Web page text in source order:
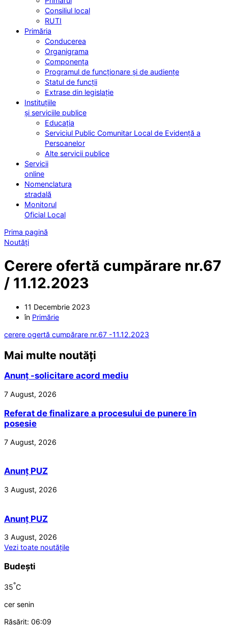
Consiliul local
RUTI
Primăria
Conducerea
Organigrama
Componența
Programul de funcționare și de audiențe
Statul de funcții
Extrase din legislație
Instituțiile
și serviciile publice
Educația
Serviciul Public Comunitar Local de Evidență a
Persoanelor
Alte servicii publice
Servicii
online
Nomenclatura
stradală
Monitorul
Oficial Local
Prima pagină
Noutăți
Cerere ofertă cumpărare nr.67
/ 11.12.2023
11 Decembrie 2023
în Primărie
cerere ogertă cumpărare nr.67 -11.12.2023
Mai multe noutăți
Anunț -solicitare acord mediu
7 August, 2026
Referat de finalizare a procesului de punere în
posesie
7 August, 2026
Anunț PUZ
3 August, 2026
Anunț PUZ
3 August, 2026
Vezi toate noutățile
Budești
35°C
cer senin
Răsărit: 06:09